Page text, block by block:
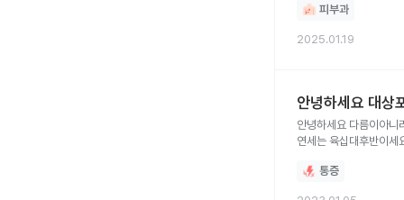
피부과
2025.01.19
안녕하세요 대상
안녕하세요 다름이아니라요 저희어머니가 5년
연세는 육십대후반이세
통증